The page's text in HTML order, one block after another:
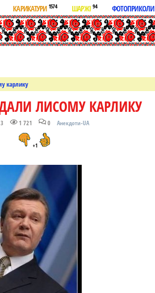
КАРИКАТУРИ 1574 ШАРЖІ94 ФОТОПРИКОЛИ
карлику
ЛИСОМУ КАРЛИКУ
1 721 0 Анекдоти-UA
+1